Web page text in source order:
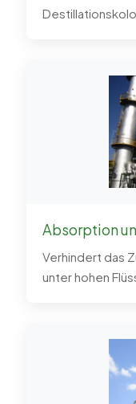
Absorption
Verhindert das
unter hohen